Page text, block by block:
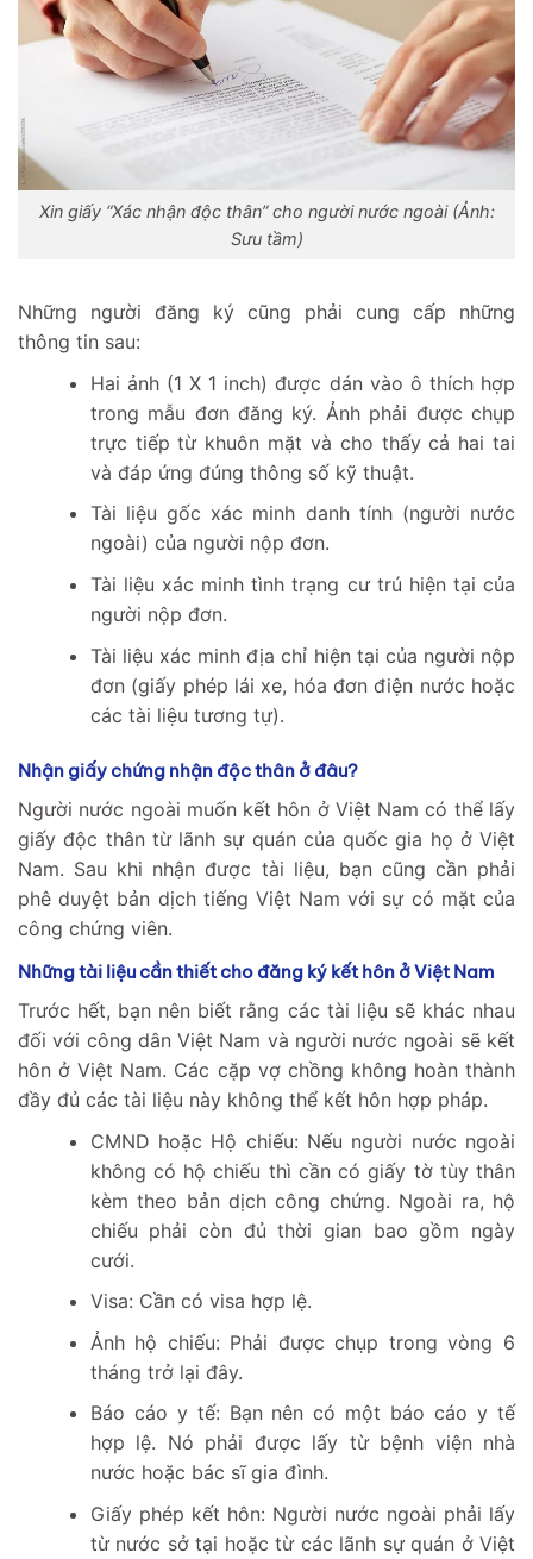
Xin giấy “Xác nhận độc thân” cho người nước ngoài (Ảnh:
Sưu tầm)
Những người đăng ký cũng phải cung cấp những
thông tin sau:
Hai ảnh (1 X 1 inch) được dán vào ô thích hợp
trong mẫu đơn đăng ký. Ảnh phải được chụp
trực tiếp từ khuôn mặt và cho thấy cả hai tai
và đáp ứng đúng thông số kỹ thuật.
Tài liệu gốc xác minh danh tính (người nước
ngoài) của người nộp đơn.
Tài liệu xác minh tình trạng cư trú hiện tại của
người nộp đơn.
Tài liệu xác minh địa chỉ hiện tại của người nộp
đơn (giấy phép lái xe, hóa đơn điện nước hoặc
các tài liệu tương tự).
Nhận giấy chứng nhận độc thân ở đâu?
Người nước ngoài muốn kết hôn ở Việt Nam có thể lấy
giấy độc thân từ lãnh sự quán của quốc gia họ ở Việt
Nam. Sau khi nhận được tài liệu, bạn cũng cần phải
phê duyệt bản dịch tiếng Việt Nam với sự có mặt của
công chứng viên.
Những tài liệu cần thiết cho đăng ký kết hôn ở Việt Nam
Trước hết, bạn nên biết rằng các tài liệu sẽ khác nhau
đối với công dân Việt Nam và người nước ngoài sẽ kết
hôn ở Việt Nam. Các cặp vợ chồng không hoàn thành
đầy đủ các tài liệu này không thể kết hôn hợp pháp.
CMND hoặc Hộ chiếu: Nếu người nước ngoài
không có hộ chiếu thì cần có giấy tờ tùy thân
kèm theo bản dịch công chứng. Ngoài ra, hộ
chiếu phải còn đủ thời gian bao gồm ngày
cưới.
Visa: Cần có visa hợp lệ.
Ảnh hộ chiếu: Phải được chụp trong vòng 6
tháng trở lại đây.
Báo cáo y tế: Bạn nên có một báo cáo y tế
hợp lệ. Nó phải được lấy từ bệnh viện nhà
nước hoặc bác sĩ gia đình.
Giấy phép kết hôn: Người nước ngoài phải lấy
từ nước sở tại hoặc từ các lãnh sự quán ở Việt